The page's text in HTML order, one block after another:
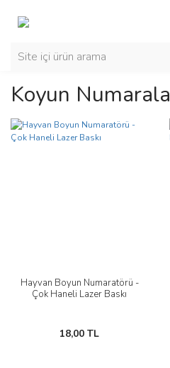
Koyun
Hayvan Boyun Numaratörü -
Çok Haneli Lazer Baskı
18,00 TL